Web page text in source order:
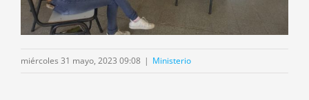
miércoles 31 mayo, 2023 09:08 | Ministerio